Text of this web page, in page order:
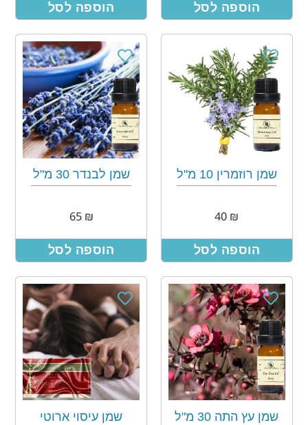
הוספה לסל הוספה לסל
שמן רוזמרין 10 מ"ל
₪
הוספה לסל
שמן לבנדר 30 מ"ל
₪
65
הוספה לסל
שמן עץ התה 30 מ"ל שמן עיסוי ארוטי